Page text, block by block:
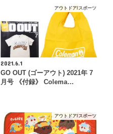
アウトドア/スポーツ
2021.6.1
GO OUT (ゴーアウト) 2021年 7
月号 《付録》 Colema…
アウトドア/スポーツ